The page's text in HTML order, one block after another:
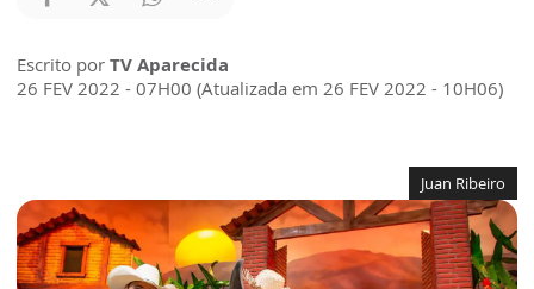
Escrito por TV Aparecida
26 FEV 2022 - 07H00 (Atualizada em 26 FEV 2022 - 10H06)
Juan Ribeiro